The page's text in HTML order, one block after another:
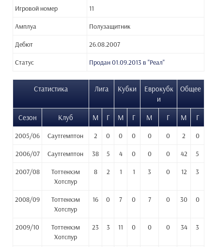
Игровой номер 11
Амплуа Полузащитник
Дебют 26.08.2007
Статус Продан 01.09.2013 в "Реал"
Статистика Лига Кубки
Еврокубк
и
Общее
Сезон Клуб М Г М Г М Г М Г
2005/06 Саутгемптон 2 0 0 0 0 0 2 0
2006/07 Саутгемптон 38 5 4 0 0 0 42 5
2007/08
Тоттенхэм
Хотспур
8 2 1 1 3 0 12 3
2008/09
Тоттенхэм
Хотспур
16 0 7 0 7 0 30 0
2009/10
Тоттенхэм
Хотспур
23 3 11 0 0 0 34 3